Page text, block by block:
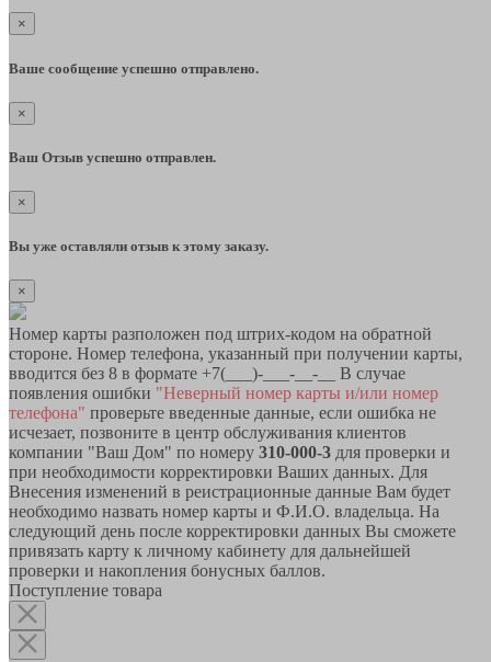
×
Ваше сообщение успешно отправлено.
×
Ваш Отзыв успешно отправлен.
×
Вы уже оставляли отзыв к этому заказу.
×
Номер карты разположен под штрих-кодом на обратной
стороне. Номер телефона, указанный при получении карты,
вводится без 8 в формате +7(___)-___-__-__ В случае
появления ошибки "Неверный номер карты и/или номер
телефона" проверьте введенные данные, если ошибка не
исчезает, позвоните в центр обслуживания клиентов
компании "Ваш Дом" по номеру 310-000-3 для проверки и
при необходимости корректировки Ваших данных. Для
Внесения изменений в реистрационные данные Вам будет
необходимо назвать номер карты и Ф.И.О. владельца. На
следующий день после корректировки данных Вы сможете
привязать карту к личному кабинету для дальнейшей
проверки и накопления бонусных баллов.
Поступление товара